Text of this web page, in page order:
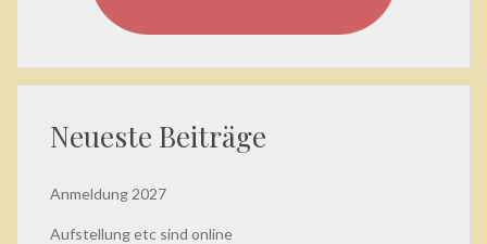
Neueste Beiträge
Anmeldung 2027
Aufstellung etc sind online